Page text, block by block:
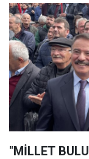
"MİLLET